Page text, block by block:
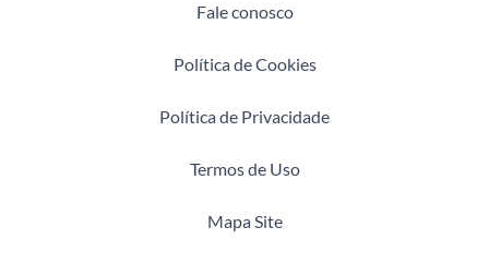
Fale conosco
Política de Cookies
Política de Privacidade
Termos de Uso
Mapa Site